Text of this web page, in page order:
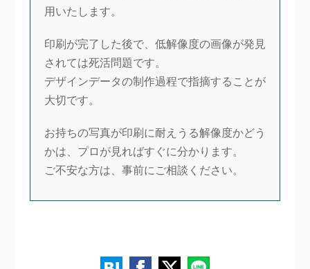
用いたします。
印刷が完了した後で、低解像度の画像が発見
されては死活問題です。
デザインデータの制作過程で指摘することが
大切です。
お持ちの写真が印刷に耐えうる解像度かどう
かは、プロが見ればすぐに分かります。
ご不安な方は、事前にご相談ください。